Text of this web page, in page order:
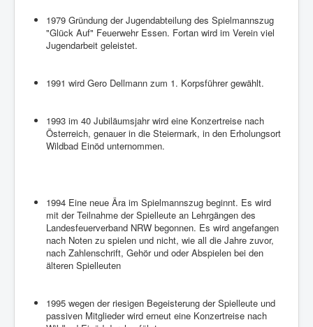
1979 Gründung der Jugendabteilung des Spielmannszug
"Glück Auf" Feuerwehr Essen. Fortan wird im Verein viel
Jugendarbeit geleistet.
1991 wird Gero Dellmann zum 1. Korpsführer gewählt.
1993 im 40 Jubiläumsjahr wird eine Konzertreise nach
Österreich, genauer in die Steiermark, in den Erholungsort
Wildbad Einöd unternommen.
1994 Eine neue Ära im Spielmannszug beginnt. Es wird
mit der Teilnahme der Spielleute an Lehrgängen des
Landesfeuerverband NRW begonnen. Es wird angefangen
nach Noten zu spielen und nicht, wie all die Jahre zuvor,
nach Zahlenschrift, Gehör und oder Abspielen bei den
älteren Spielleuten
1995 wegen der riesigen Begeisterung der Spielleute und
passiven Mitglieder wird erneut eine Konzertreise nach